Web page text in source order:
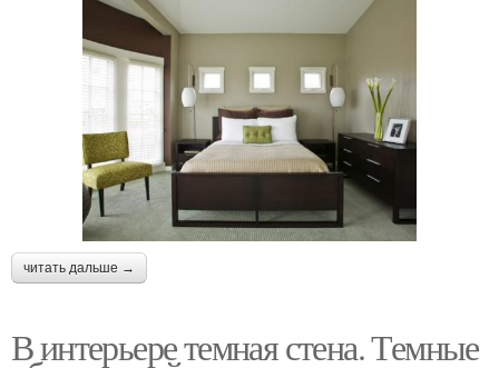
читать дальше →
В интерьере темная стена. Темные